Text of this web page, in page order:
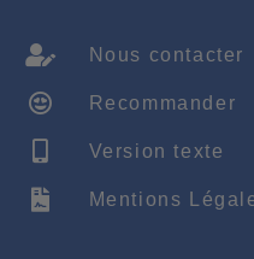
Nous contacter
Recommander
Version texte
Mentions